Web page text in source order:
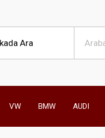
VW BMW AUDI